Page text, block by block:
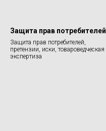
Защита прав потребителей
Защита прав потребителей,
претензии, иски, товароведческая
экспертиза